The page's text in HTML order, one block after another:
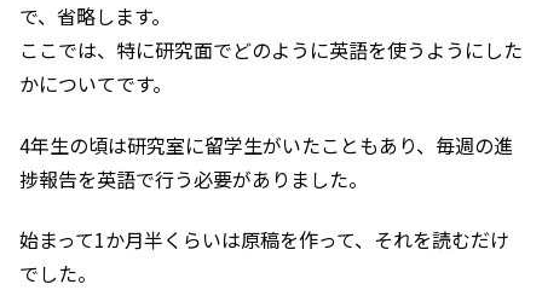
で、省略します。
ここでは、特に研究面でどのように英語を使うようにした
かについてです。
4年生の頃は研究室に留学生がいたこともあり、毎週の進
捗報告を英語で行う必要がありました。
始まって1か月半くらいは原稿を作って、それを読むだけ
でした。